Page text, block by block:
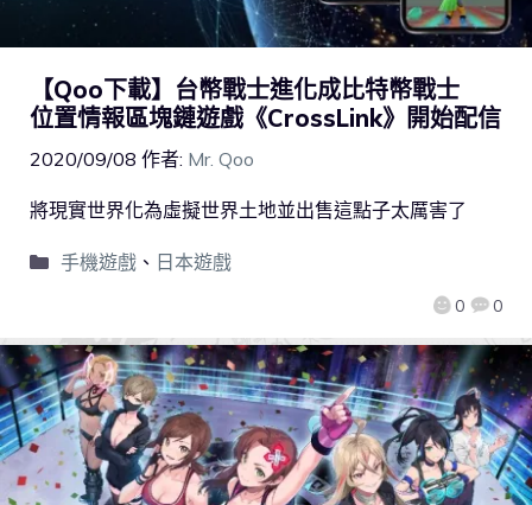
【Qoo下載】台幣戰士進化成比特幣戰士
位置情報區塊鏈遊戲《CrossLink》開始配信
2020/09/08 作者: Mr. Qoo
0 0
將現實世界化為虛擬世界土地並出售這點子太厲害了
手機遊戲、 日本遊戲